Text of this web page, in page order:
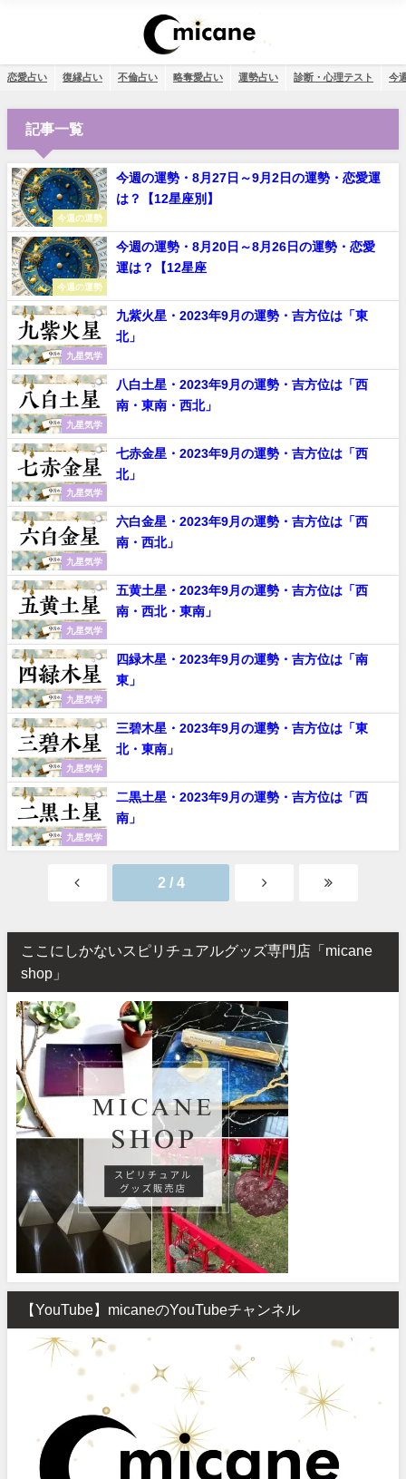
恋愛占い 復縁占い 不倫占い 略奪愛占い 運勢占い 診断・心理テスト 今
記事一覧
今週の運勢
今週の運勢・8月27日～9月2日の運勢・恋愛運
は？【12星座別】
今週の運勢
今週の運勢・8月20日～8月26日の運勢・恋愛
運は？【12星座
九星気学
九紫火星・2023年9月の運勢・吉方位は「東
北」
九星気学
八白土星・2023年9月の運勢・吉方位は「西
南・東南・西北」
九星気学
七赤金星・2023年9月の運勢・吉方位は「西
北」
九星気学
六白金星・2023年9月の運勢・吉方位は「西
南・西北」
九星気学
五黄土星・2023年9月の運勢・吉方位は「西
南・西北・東南」
九星気学
四緑木星・2023年9月の運勢・吉方位は「南
東」
九星気学
三碧木星・2023年9月の運勢・吉方位は「東
北・東南」
九星気学
二黒土星・2023年9月の運勢・吉方位は「西
南」
2 / 4
ここにしかないスピリチュアルグッズ専門店「micane
shop」
【YouTube】micaneのYouTubeチャンネル